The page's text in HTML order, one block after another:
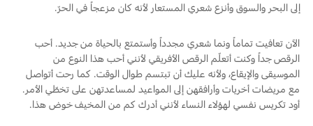
إلى البحر والسوق وأنزع شعري المستعار لأنه كان مزعجاً في الحرّ.
الآن تعافيت تماماً ونما شعري مجدداً وأستمتع بالحياة من جديد. أحب
الرقص جداً وكنت أتعلّم الرقص الأفريقي لأنني أحب هذا النوع من
الموسيقى والإيقاع، ولأنه عليك أن تبتسم طوال الوقت. كما رحت أتواصل
مع مريضات أخريات وأرافقهن إلى المواعيد لمساعدتهن على تخطّي الأمر.
أود تكريس نفسي لهؤلاء النساء لأنني أدرك كم من المخيف خوض هذا.